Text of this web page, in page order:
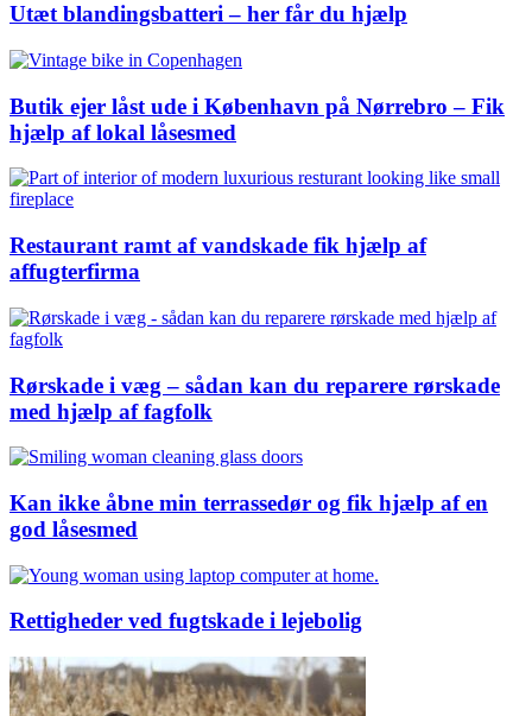
Utæt blandingsbatteri – her får du hjælp
Butik ejer låst ude i København på Nørrebro – Fik
hjælp af lokal låsesmed
Restaurant ramt af vandskade fik hjælp af
affugterfirma
Rørskade i væg – sådan kan du reparere rørskade
med hjælp af fagfolk
Kan ikke åbne min terrassedør og fik hjælp af en
god låsesmed
Rettigheder ved fugtskade i lejebolig